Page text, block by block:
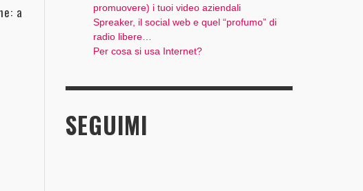
a
promuovere) i tuoi video aziendali
Spreaker, il social web e quel “profumo” di
radio libere…
Per cosa si usa Internet?
SEGUIMI